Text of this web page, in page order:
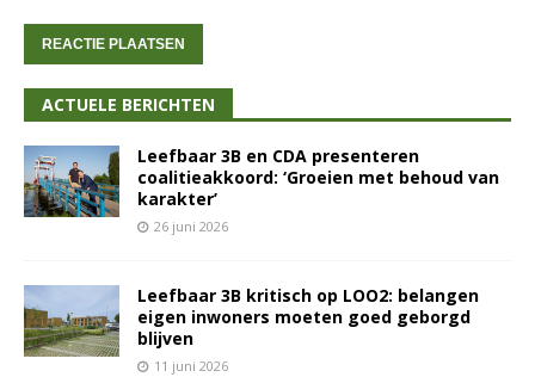
ACTUELE BERICHTEN
Leefbaar 3B en CDA presenteren
coalitieakkoord: ‘Groeien met behoud van
karakter’
26 juni 2026
Leefbaar 3B kritisch op LOO2: belangen
eigen inwoners moeten goed geborgd
blijven
11 juni 2026